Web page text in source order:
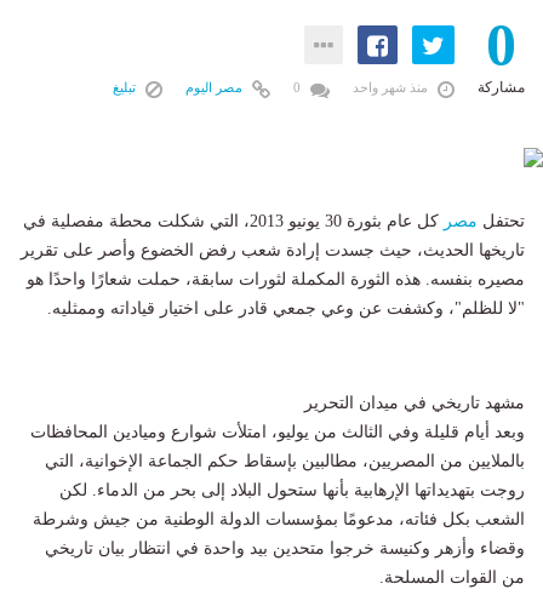
0
مشاركة منذ شهر واحد مصر اليوم تبليغ
تحتفل مصر
كل عام بثورة 30 يونيو 2013، التي شكلت محطة مفصلية في
تاريخها الحديث، حيث جسدت إرادة شعب رفض الخضوع وأصر على تقرير
مصيره بنفسه. هذه الثورة المكملة لثورات سابقة، حملت شعارًا واحدًا هو
"لا للظلم"، وكشفت عن وعي جمعي قادر على اختيار قياداته وممثليه.
مشهد تاريخي في ميدان التحرير
وبعد أيام قليلة وفي الثالث من يوليو، امتلأت شوارع وميادين المحافظات
بالملايين من المصريين، مطالبين بإسقاط حكم الجماعة الإخوانية، التي
روجت بتهديداتها الإرهابية بأنها ستحول البلاد إلى بحر من الدماء. لكن
الشعب بكل فئاته، مدعومًا بمؤسسات الدولة الوطنية من جيش وشرطة
وقضاء وأزهر وكنيسة خرجوا متحدين بيد واحدة في انتظار بيان تاريخي
من القوات المسلحة.